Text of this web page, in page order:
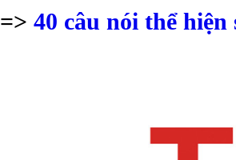
=> 40 câu nói thể